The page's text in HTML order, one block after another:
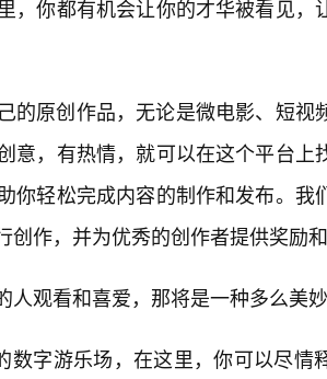
，你都有机会让你的才华被看见，
的原创作品，无论是微电影、短视
意，有热情，就可以在这个平台上
你轻松完成内容的制作和发布。我
作，并为优秀的创作者提供奖励和
观看和喜爱，那将是一种多么美妙
数字游乐场，在这里，你可以尽情